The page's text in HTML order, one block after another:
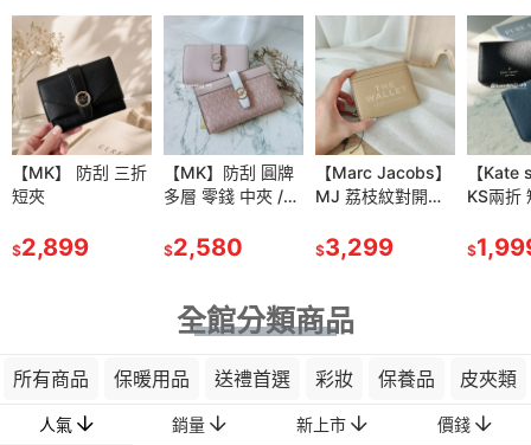
【MK】 防刮 三折
短夾
$2,899
【MK】防刮 圓牌
多層 零錢 中夾 /薄
$2,580
【Marc Jacobs】
MJ 荔枝紋對開拉
$3,299
【Kate
KS兩折
$
【資生
膠原保
【資生堂】安耐曬
金鑽 高效 防曬噴
SPF50+/PA++++
$
【雅詩蘭黛】粉持
久完美持妝粉底
$
81
折
【肌膚之鑰】光采
妝前 凝霜 SPF25P
2028/04
$
全館分類商品
所有商品 保暖用品 送禮首選 彩妝 保養品 皮夾類
人氣 銷量 新上市 價錢